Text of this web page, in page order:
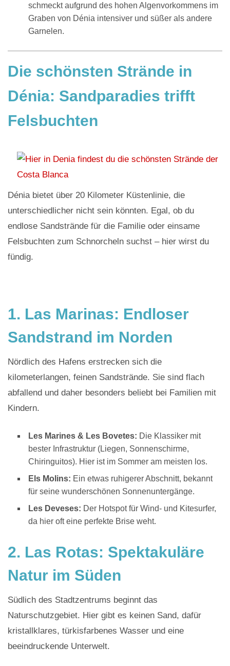
schmeckt aufgrund des hohen Algenvorkommens im
Graben von Dénia intensiver und süßer als andere
Garnelen.
Die schönsten Strände in
Dénia: Sandparadies trifft
Felsbuchten
Dénia bietet über 20 Kilometer Küstenlinie, die
unterschiedlicher nicht sein könnten. Egal, ob du
endlose Sandstrände für die Familie oder einsame
Felsbuchten zum Schnorcheln suchst – hier wirst du
fündig.
1. Las Marinas: Endloser
Sandstrand im Norden
Nördlich des Hafens erstrecken sich die
kilometerlangen, feinen Sandstrände. Sie sind flach
abfallend und daher besonders beliebt bei Familien mit
Kindern.
Les Marines & Les Bovetes: Die Klassiker mit
bester Infrastruktur (Liegen, Sonnenschirme,
Chiringuitos). Hier ist im Sommer am meisten los.
Els Molins: Ein etwas ruhigerer Abschnitt, bekannt
für seine wunderschönen Sonnenuntergänge.
Les Deveses: Der Hotspot für Wind- und Kitesurfer,
da hier oft eine perfekte Brise weht.
2. Las Rotas: Spektakuläre
Natur im Süden
Südlich des Stadtzentrums beginnt das
Naturschutzgebiet. Hier gibt es keinen Sand, dafür
kristallklares, türkisfarbenes Wasser und eine
beeindruckende Unterwelt.